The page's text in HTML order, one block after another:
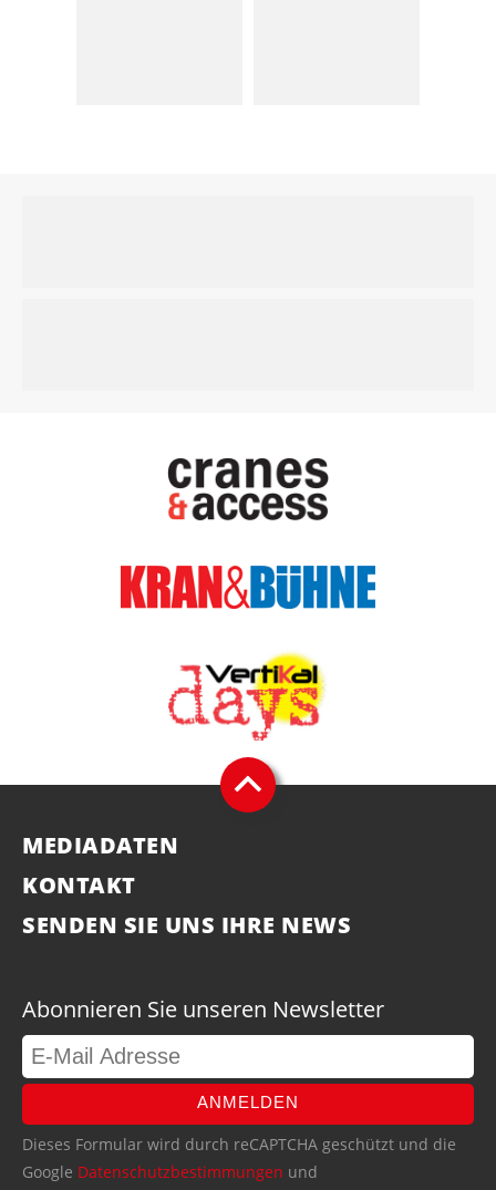
MEDIADATEN
KONTAKT
SENDEN SIE UNS IHRE NEWS
Abonnieren Sie unseren Newsletter
ANMELDEN
Dieses Formular wird durch reCAPTCHA geschützt und die
Google Datenschutzbestimmungen und